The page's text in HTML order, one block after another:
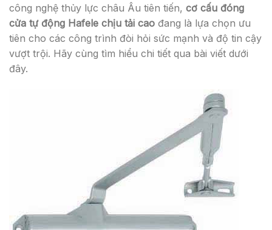
công nghệ thủy lực châu Âu tiên tiến, cơ cấu đóng
cửa tự động Hafele chịu tải cao đang là lựa chọn ưu
tiên cho các công trình đòi hỏi sức mạnh và độ tin cậy
vượt trội. Hãy cùng tìm hiểu chi tiết qua bài viết dưới
đây.